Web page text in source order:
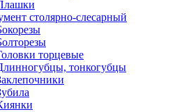
столярно-слесарный
торцевые
тонкогубцы